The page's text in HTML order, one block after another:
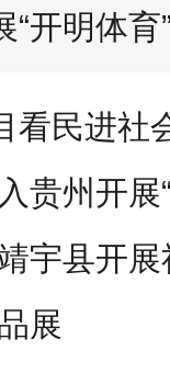
“开明体
看民进社
贵州开展
宇县开
展